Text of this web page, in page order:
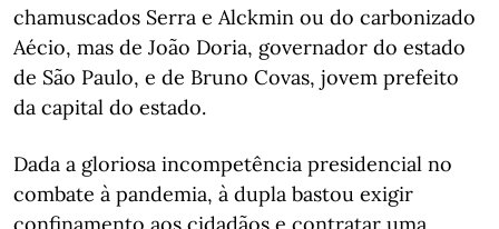
chamuscados Serra e Alckmin ou do carbonizado
Aécio, mas de João Doria, governador do estado
de São Paulo, e de Bruno Covas, jovem prefeito
da capital do estado.
Dada a gloriosa incompetência presidencial no
combate à pandemia, à dupla bastou exigir